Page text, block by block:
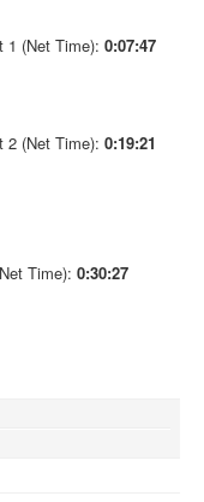
(Net Time): 0:07:47
(Net Time): 0:19:21
Time): 0:30:27